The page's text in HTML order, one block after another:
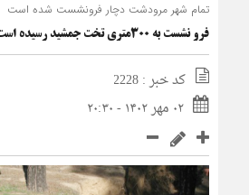
تمام شهر مرودشت دچار فرونشست شده است
فرو نشست به ۳۰۰متری تخت جمشید رسیده است
کد خبر : 2228
۰۲ مهر ۱۴۰۲ - ۲۰:۳۰